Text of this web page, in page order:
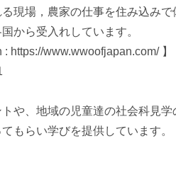
現場，農家の仕事を住み込み
から受入れしています。
: https://www.wwoofjapan.com/ 】
や、地域の児童達の社会科見学
もらい学びを提供しています。